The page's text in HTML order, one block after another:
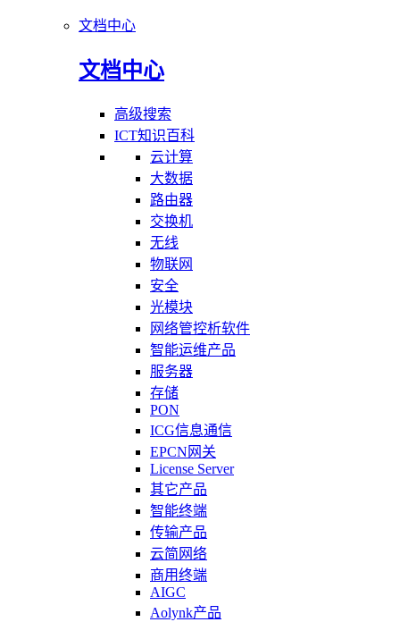
文档中心
文档中心
高级搜索
ICT知识百科
云计算
大数据
路由器
交换机
无线
物联网
安全
光模块
网络管控析软件
智能运维产品
服务器
存储
PON
ICG信息通信
EPCN网关
License Server
其它产品
智能终端
传输产品
云简网络
商用终端
AIGC
Aolynk产品